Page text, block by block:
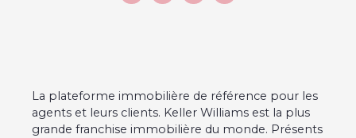
La plateforme immobilière de référence pour les
agents et leurs clients. Keller Williams est la plus
grande franchise immobilière du monde. Présents